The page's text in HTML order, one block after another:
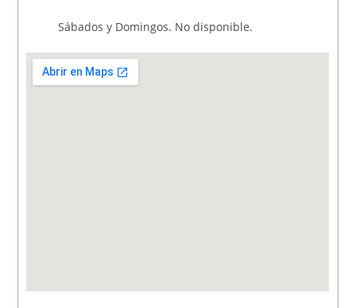
Sábados y Domingos. No disponible.